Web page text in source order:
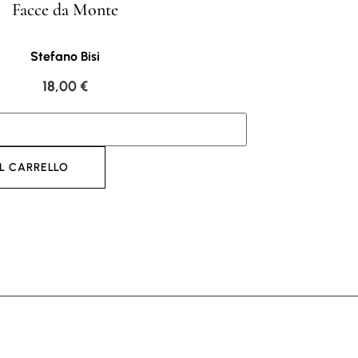
Facce da Monte
Stefano Bisi
18,00€
CARRELLO